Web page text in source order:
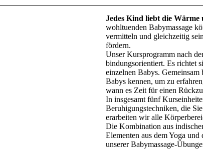
Jedes Kind liebt die Wärme
wohltuenden Babymassage
vermitteln und gleichzeitig
fördern.
Unser Kursprogramm nach
bindungsorientiert. Es richtet
einzelnen Babys.
Babys kennen, um zu
wann es Zeit für einen
In insgesamt fünf
Beruhigungstechniken, die
erarbeiten wir alle
Die Kombination aus
Elementen aus dem Yoga
unserer Babymassage-